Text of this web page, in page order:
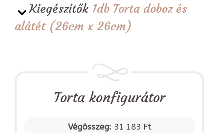
Kiegészítők 1db Torta doboz és
alátét (26cm x 26cm)
Torta konfigurátor
Végösszeg: 31 183 Ft